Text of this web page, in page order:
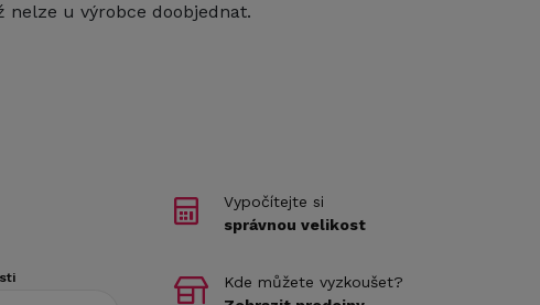
nelze u výrobce doobjednat.
Vypočítejte si
správnou velikost
Kde můžete vyzkoušet?